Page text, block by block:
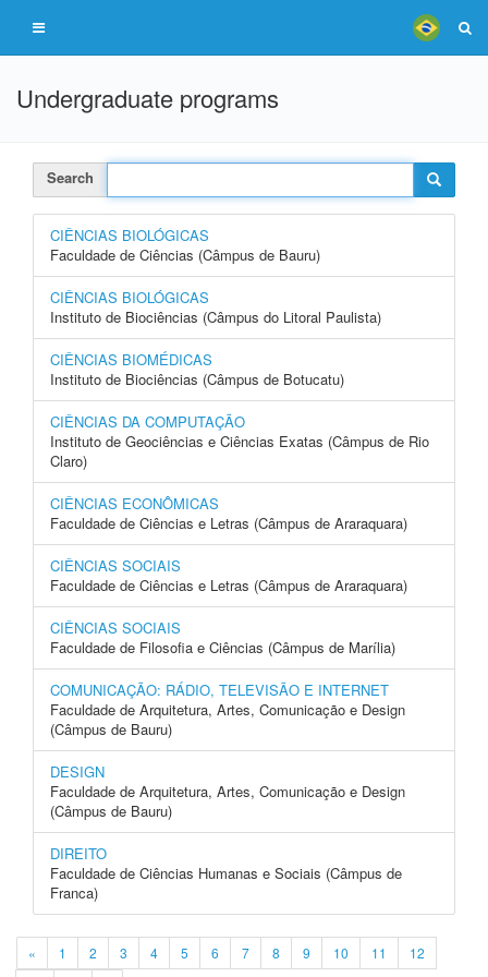
Undergraduate programs
Search
CIÊNCIAS BIOLÓGICAS
Faculdade de Ciências (Câmpus de Bauru)
CIÊNCIAS BIOLÓGICAS
Instituto de Biociências (Câmpus do Litoral Paulista)
CIÊNCIAS BIOMÉDICAS
Instituto de Biociências (Câmpus de Botucatu)
CIÊNCIAS DA COMPUTAÇÃO
Instituto de Geociências e Ciências Exatas (Câmpus de Rio
Claro)
CIÊNCIAS ECONÔMICAS
Faculdade de Ciências e Letras (Câmpus de Araraquara)
CIÊNCIAS SOCIAIS
Faculdade de Ciências e Letras (Câmpus de Araraquara)
CIÊNCIAS SOCIAIS
Faculdade de Filosofia e Ciências (Câmpus de Marília)
COMUNICAÇÃO: RÁDIO, TELEVISÃO E INTERNET
Faculdade de Arquitetura, Artes, Comunicação e Design
(Câmpus de Bauru)
DESIGN
Faculdade de Arquitetura, Artes, Comunicação e Design
(Câmpus de Bauru)
DIREITO
Faculdade de Ciências Humanas e Sociais (Câmpus de
Franca)
« 1 2 3 4 5 6 7 8 9 10 11
12